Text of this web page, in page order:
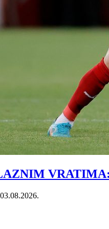
VRATIMA:
03.08.2026.